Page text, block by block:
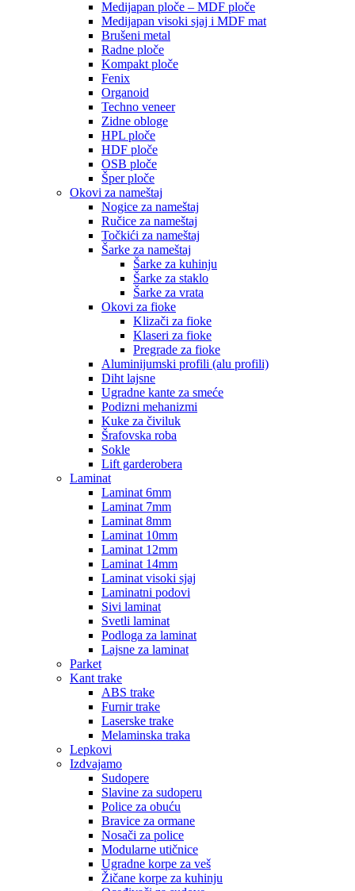
Medijapan ploče – MDF ploče
Medijapan visoki sjaj i MDF mat
Brušeni metal
Radne ploče
Kompakt ploče
Fenix
Organoid
Techno veneer
Zidne obloge
HPL ploče
HDF ploče
OSB ploče
Šper ploče
Okovi za nameštaj
Nogice za nameštaj
Ručice za nameštaj
Točkići za nameštaj
Šarke za nameštaj
Šarke za kuhinju
Šarke za staklo
Šarke za vrata
Okovi za fioke
Klizači za fioke
Klaseri za fioke
Pregrade za fioke
Aluminijumski profili (alu profili)
Diht lajsne
Ugradne kante za smeće
Podizni mehanizmi
Kuke za čiviluk
Šrafovska roba
Sokle
Lift garderobera
Laminat
Laminat 6mm
Laminat 7mm
Laminat 8mm
Laminat 10mm
Laminat 12mm
Laminat 14mm
Laminat visoki sjaj
Laminatni podovi
Sivi laminat
Svetli laminat
Podloga za laminat
Lajsne za laminat
Parket
Kant trake
ABS trake
Furnir trake
Laserske trake
Melaminska traka
Lepkovi
Izdvajamo
Sudopere
Slavine za sudoperu
Police za obuću
Bravice za ormane
Nosači za police
Modularne utičnice
Ugradne korpe za veš
Žičane korpe za kuhinju